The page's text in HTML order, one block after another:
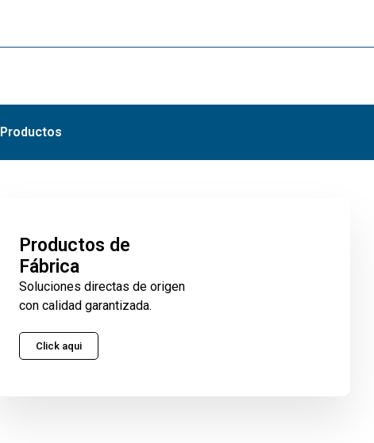
Productos
Productos de
Fábrica
Soluciones directas de origen
con calidad garantizada.
Click aqui